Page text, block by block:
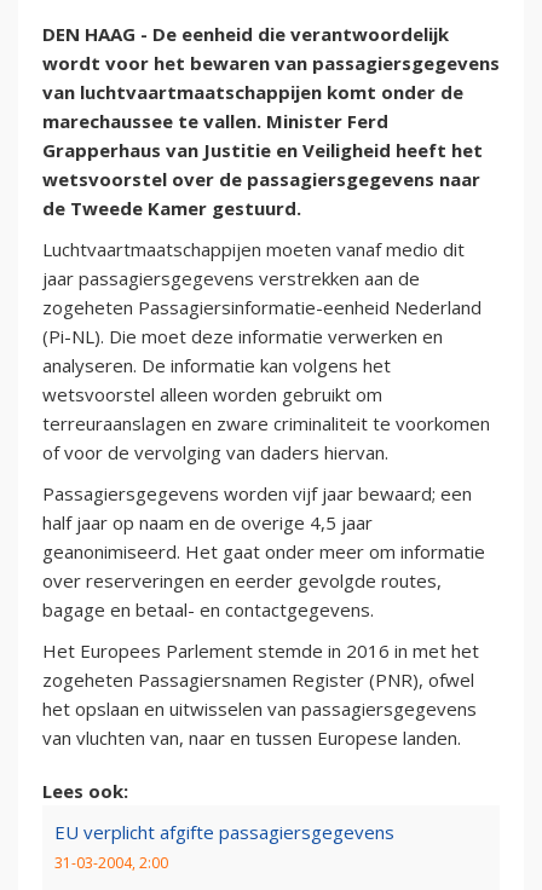
DEN HAAG - De eenheid die verantwoordelijk
wordt voor het bewaren van passagiersgegevens
van luchtvaartmaatschappijen komt onder de
marechaussee te vallen. Minister Ferd
Grapperhaus van Justitie en Veiligheid heeft het
wetsvoorstel over de passagiersgegevens naar
de Tweede Kamer gestuurd.
Luchtvaartmaatschappijen moeten vanaf medio dit
jaar passagiersgegevens verstrekken aan de
zogeheten Passagiersinformatie-eenheid Nederland
(Pi-NL). Die moet deze informatie verwerken en
analyseren. De informatie kan volgens het
wetsvoorstel alleen worden gebruikt om
terreuraanslagen en zware criminaliteit te voorkomen
of voor de vervolging van daders hiervan.
Passagiersgegevens worden vijf jaar bewaard; een
half jaar op naam en de overige 4,5 jaar
geanonimiseerd. Het gaat onder meer om informatie
over reserveringen en eerder gevolgde routes,
bagage en betaal- en contactgegevens.
Het Europees Parlement stemde in 2016 in met het
zogeheten Passagiersnamen Register (PNR), ofwel
het opslaan en uitwisselen van passagiersgegevens
van vluchten van, naar en tussen Europese landen.
Lees ook:
EU verplicht afgifte passagiersgegevens
31-03-2004, 2:00